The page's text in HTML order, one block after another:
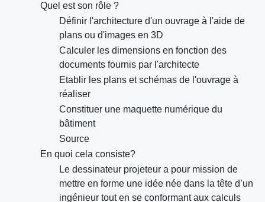
Quel est son rôle ?
Définir l'architecture d'un ouvrage à l'aide de
plans ou d'images en 3D
Calculer les dimensions en fonction des
documents fournis par l'architecte
Etablir les plans et schémas de l'ouvrage à
réaliser
Constituer une maquette numérique du
bâtiment
Source
En quoi cela consiste?
Le dessinateur projeteur a pour mission de
mettre en forme une idée née dans la tête d’un
ingénieur tout en se conformant aux calculs